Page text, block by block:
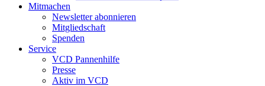
Mitmachen
Newsletter abonnieren
Mitgliedschaft
Spenden
Service
VCD Pannenhilfe
Presse
Aktiv im VCD